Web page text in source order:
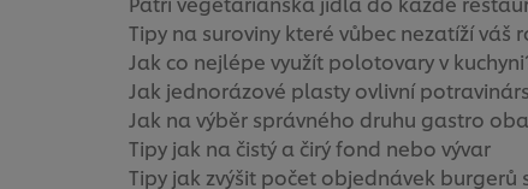
Tipy na suroviny které vůbec nezatíží váš
Jak co nejlépe využít polotovary v
Jak jednorázové plasty ovlivní
Jak na výběr správného druhu gastro
Tipy jak na čistý a čirý fond nebo vývar
Tipy jak zvýšit počet objednávek burgerů